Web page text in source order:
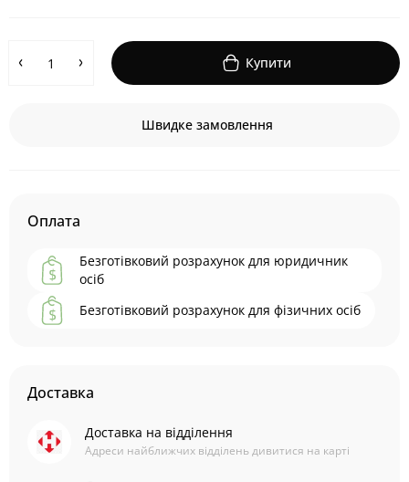
Купити
Швидке замовлення
Оплата
Безготівковий розрахунок для юридичник
осіб
Безготівковий розрахунок для фізичних осіб
Доставка
Доставка на відділення
Адреси найближчих відділень дивитися на карті